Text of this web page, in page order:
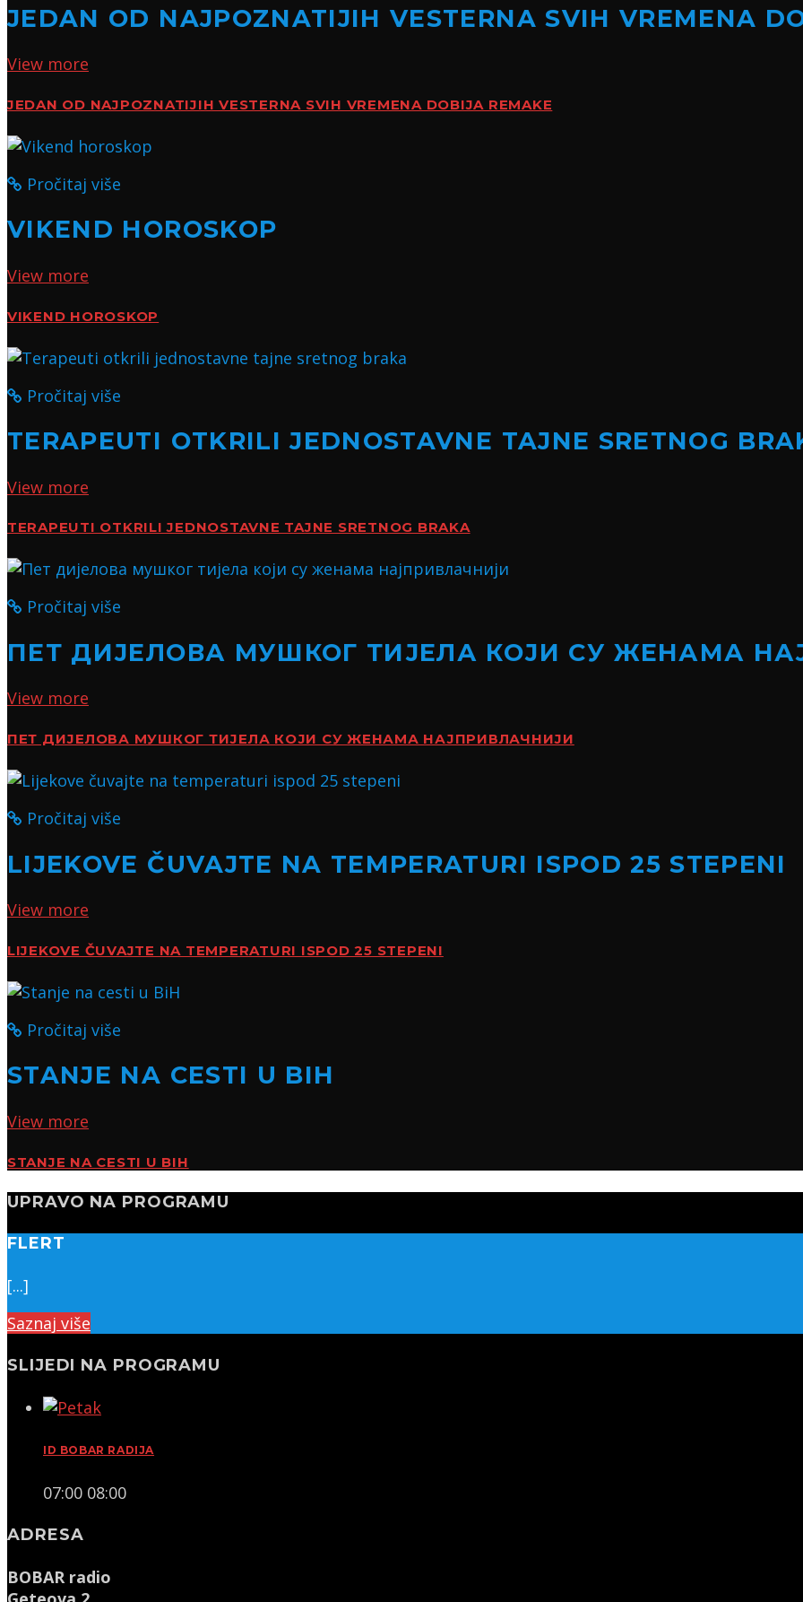
JEDAN OD NAJPOZNATIJIH VESTERNA SVIH VREMENA
View more
JEDAN OD NAJPOZNATIJIH VESTERNA SVIH VREMENA DOBIJA REMAKE
Pročitaj više
VIKEND HOROSKOP
View more
VIKEND HOROSKOP
Pročitaj više
TERAPEUTI OTKRILI JEDNOSTAVNE TAJNE SRETNOG
View more
TERAPEUTI OTKRILI JEDNOSTAVNE TAJNE SRETNOG BRAKA
Pročitaj više
ПЕТ ДИЈЕЛОВА МУШКОГ ТИЈЕЛА КОЈИ СУ ЖЕНАМА
View more
ПЕТ ДИЈЕЛОВА МУШКОГ ТИЈЕЛА КОЈИ СУ ЖЕНАМА НАЈПРИВЛАЧНИЈИ
Pročitaj više
LIJEKOVE ČUVAJTE NA TEMPERATURI ISPOD 25 STEPENI
View more
LIJEKOVE ČUVAJTE NA TEMPERATURI ISPOD 25 STEPENI
Pročitaj više
STANJE NA CESTI U BIH
View more
STANJE NA CESTI U BIH
UPRAVO NA PROGRAMU
FLERT
[...]
Saznaj više
SLIJEDI NA PROGRAMU
ID BOBAR RADIJA
07:00 08:00
ADRESA
BOBAR radio